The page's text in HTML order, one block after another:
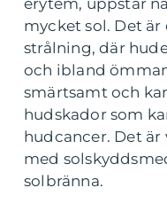
erytem, uppstår
mycket sol. Det
strålning, där
och ibland
smärtsamt och
hudskador som
hudcancer. Det
med
solbränna.